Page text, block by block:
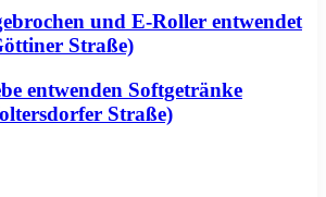
und E-Roller entwendet
Straße)
entwenden Softgetränke
Straße)